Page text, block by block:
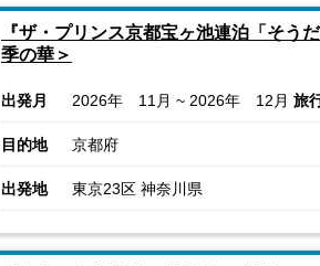
『ザ・プリンス京都宝ヶ池連泊「そう
季の華＞
出発月 2026年 11月 ~ 2026年 12月 旅
目的地 京都府
出発地 東京23区 神奈川県